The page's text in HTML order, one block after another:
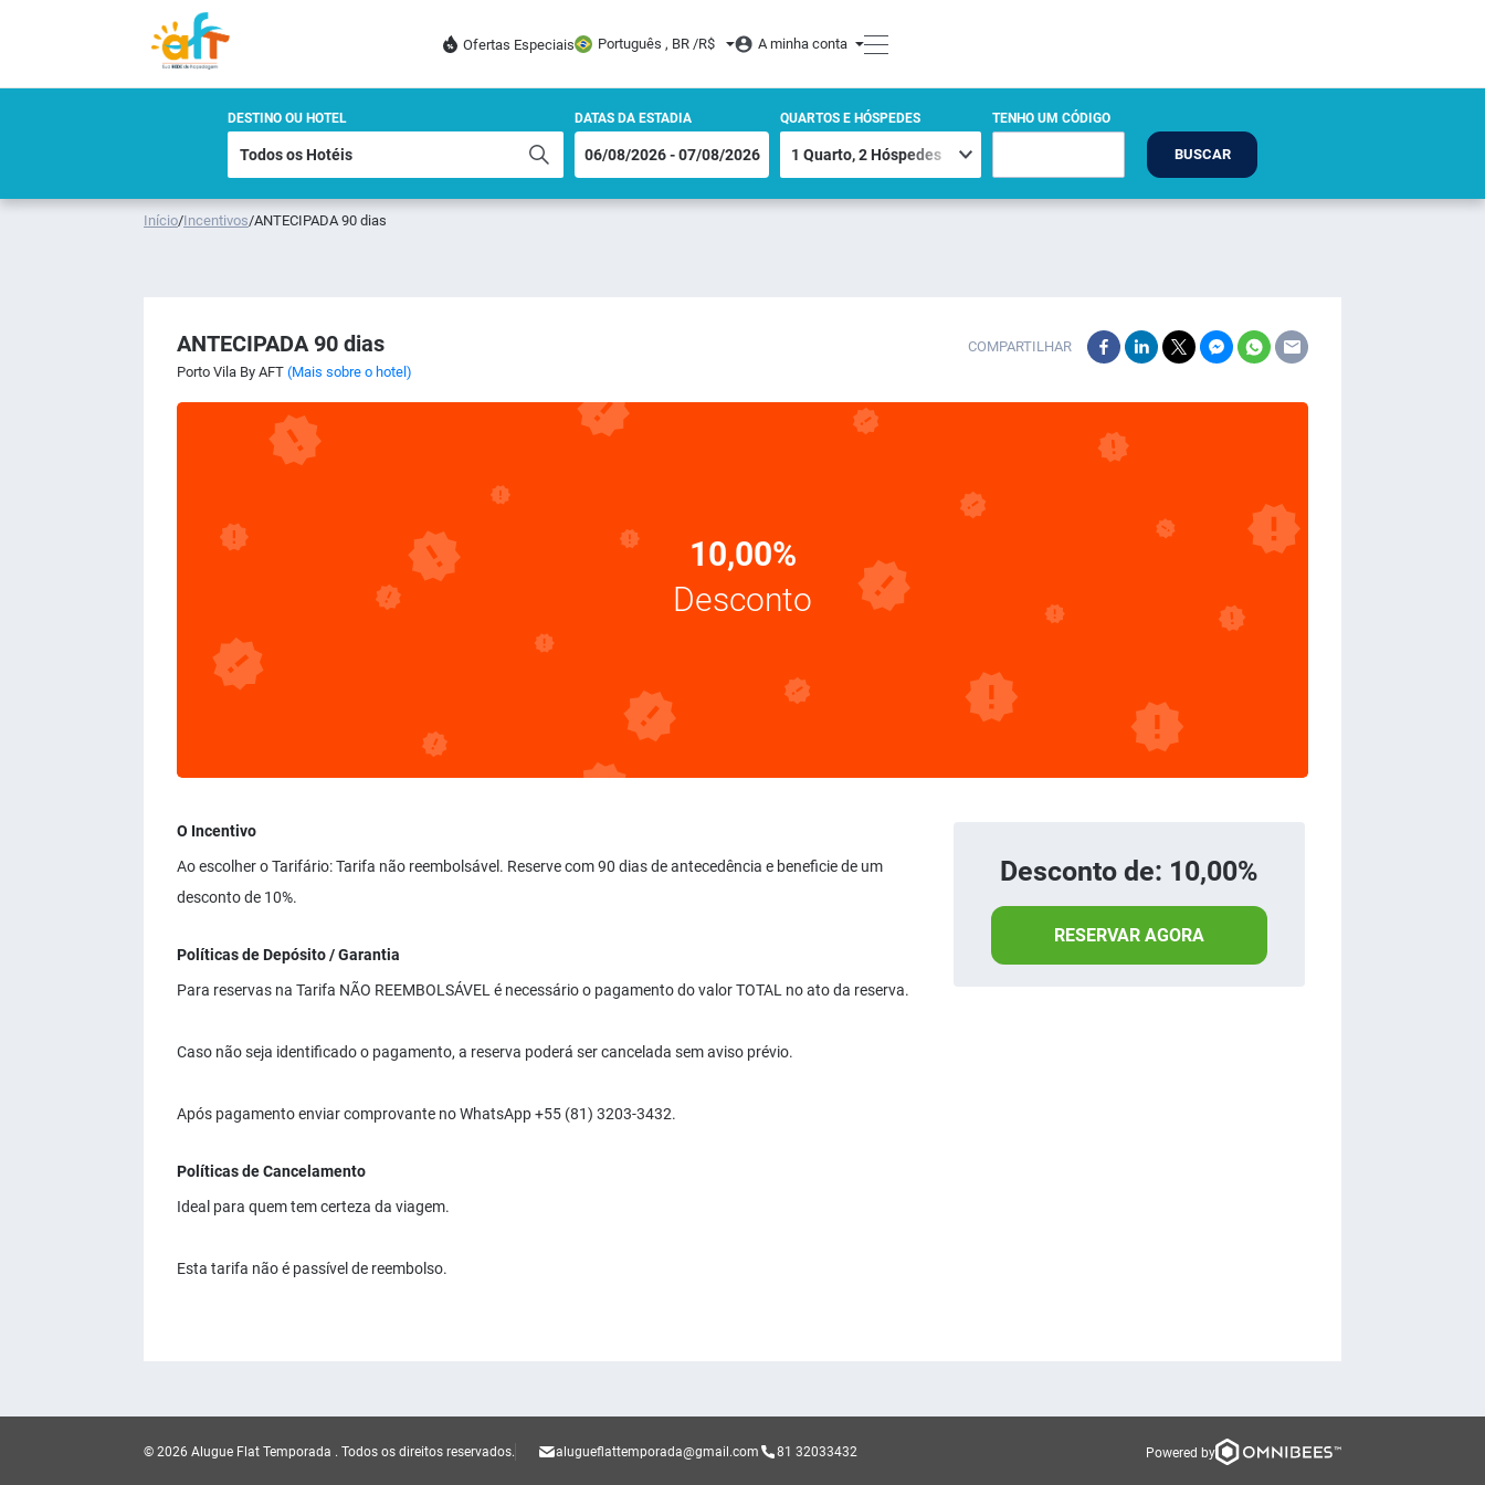
Ofertas Especiais Português , BR /R$ A minha conta
DESTINO OU HOTEL DATAS DA ESTADIA QUARTOS E HÓSPEDES TENHO UM CÓDIGO
BUSCAR
Início/Incentivos/ANTECIPADA 90 dias
ANTECIPADA 90 dias
Porto Vila By AFT (Mais sobre o hotel)
COMPARTILHAR
10,00%
Desconto
O Incentivo
Ao escolher o Tarifário: Tarifa não reembolsável. Reserve com 90 dias de antecedência e beneficie de um
desconto de 10%.
Políticas de Depósito / Garantia
Para reservas na Tarifa NÃO REEMBOLSÁVEL é necessário o pagamento do valor TOTAL no ato da reserva.
Caso não seja identificado o pagamento, a reserva poderá ser cancelada sem aviso prévio.
Após pagamento enviar comprovante no WhatsApp +55 (81) 3203-3432.
Políticas de Cancelamento
Ideal para quem tem certeza da viagem.
Esta tarifa não é passível de reembolso.
Desconto de: 10,00%
RESERVAR AGORA
alugueflattemporada@gmail.com 81 32033432
© 2026 Alugue Flat Temporada . Todos os direitos reservados. Powered by